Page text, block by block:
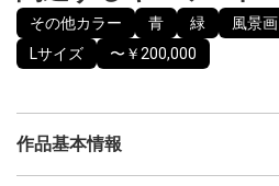
その他カラー 青 緑 風景画
Lサイズ
〜￥200,000
作品基本情報